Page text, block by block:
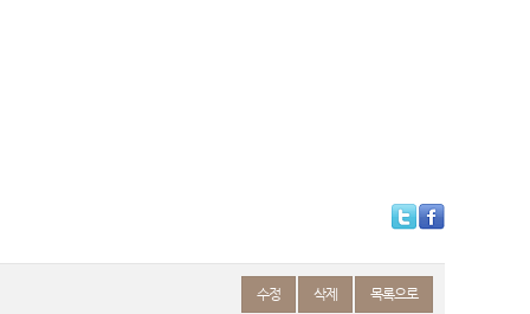
수정 삭제 목록으로